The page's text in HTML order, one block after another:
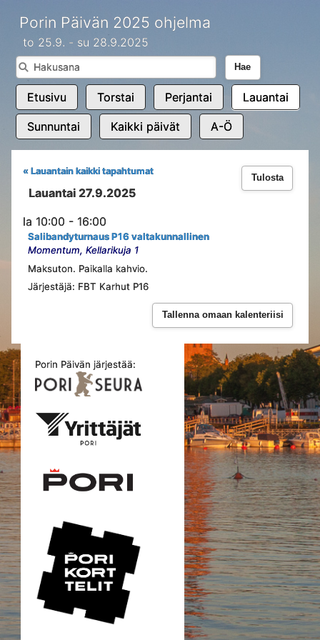
Porin Päivän 2025 ohjelma
to 25.9. - su 28.9.2025
Hae
Etusivu Torstai Perjantai Lauantai
Sunnuntai Kaikki päivät A-Ö
Tulosta
« Lauantain kaikki tapahtumat
Lauantai 27.9.2025
la 10:00 - 16:00
Salibandyturnaus P16 valtakunnallinen
Momentum, Kellarikuja 1
Maksuton. Paikalla kahvio.
Järjestäjä: FBT Karhut P16
Tallenna omaan kalenteriisi
Porin Päivän järjestää: